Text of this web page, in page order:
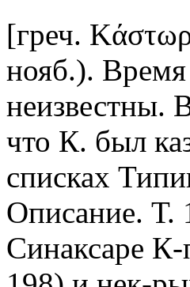
[греч.
нояб.).
неизвестны.
что К. был
списках
Описание. Т.
Синаксаре